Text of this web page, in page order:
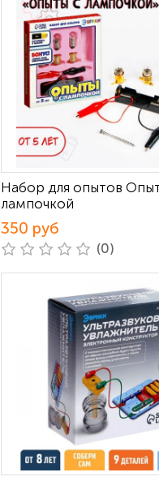
Набор для опытов
лампочкой
350 руб
(0)